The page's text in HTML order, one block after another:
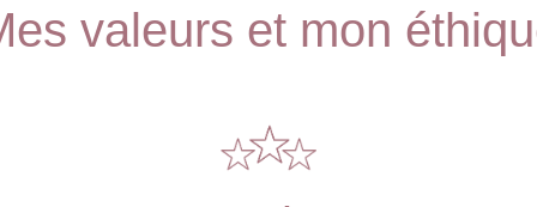
valeurs et mon